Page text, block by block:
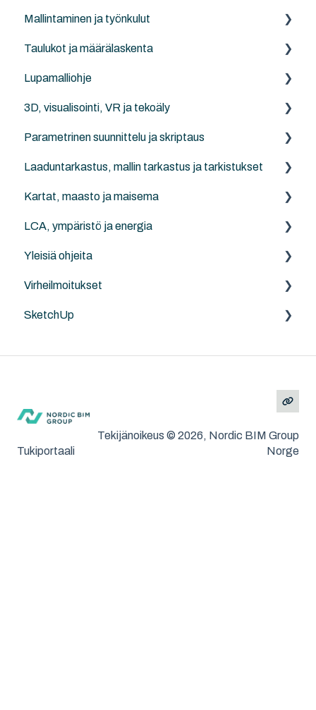
Revit-yhteistyö
Archicadin oletuskirjastot
Archicad
Solibri
IFC-katseluohjelmat/-työkalut
DXF/DWG-tiedostot (.dxf, .dwg)
Pistepilvet (.e57, xyz, txt...)
Mallintaminen ja työnkulut
Archicad
NordicTools
Taulukot ja määrälaskenta
Archicad
Lupamalliohje
1 Lupamallin tietojen yleiskatsaus
2 Lupamallin osien tietokuvaukset
3 Lupamallialoituspohjan poikkeamat
4 Rakenteellinen järjestelmä -koodisto
5 Lupamallin esimerkkiprojektit
3D, visualisointi, VR ja tekoäly
Archicad
Twinmotion
Parametrinen suunnittelu ja skriptaus
Archicad Python API
Rhino - Grasshopper
Laaduntarkastus, mallin tarkastus ja tarkistukset
Archicad
Kartat, maasto ja maisema
LAND4
Projektin koordinaatit
LCA, ympäristö ja energia
Anavitor LCA
Yleisiä ohjeita
Ohjeita
Virheilmoitukset
Archicad
SketchUp
Tukiportaali
Tekijänoikeus © 2026, Nordic BIM Group
Norge